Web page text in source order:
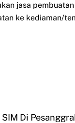
jasa
ke kediaman/
Di